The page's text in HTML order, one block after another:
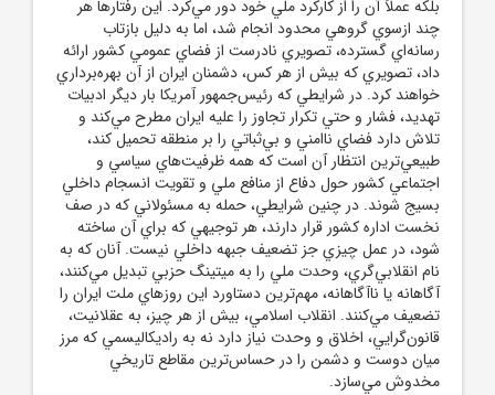
بلکه عملاً آن را از کارکرد ملي خود دور مي‌کرد. اين رفتارها هر
چند ازسوي گروهي محدود انجام شد، اما به دليل بازتاب
رسانه‌اي گسترده، تصويري نادرست از فضاي عمومي کشور ارائه
داد، تصويري که بيش از هر کس، دشمنان ايران از آن بهره‌برداري
خواهند کرد. در شرايطي که رئيس‌جمهور آمريکا بار ديگر ادبيات
تهديد، فشار و حتي تکرار تجاوز را عليه ايران مطرح مي‌کند و
تلاش دارد فضاي ناامني و بي‌ثباتي را بر منطقه تحميل کند،
طبيعي‌ترين انتظار آن است که همه ظرفيت‌هاي سياسي و
اجتماعي کشور حول دفاع از منافع ملي و تقويت انسجام داخلي
بسيج شوند. در چنين شرايطي، حمله به مسئولاني که در صف
نخست اداره کشور قرار دارند، هر توجيهي که براي آن ساخته
شود، در عمل چيزي جز تضعيف جبهه داخلي نيست. آنان که به
نام انقلابي‌گري، وحدت ملي را به ميتينگ حزبي تبديل مي‌کنند،
آگاهانه يا ناآگاهانه، مهم‌ترين دستاورد اين روزهاي ملت ايران را
تضعيف مي‌کنند. انقلاب اسلامي، بيش از هر چيز، به عقلانيت،
قانون‌گرايي، اخلاق و وحدت نياز دارد نه به راديکاليسمي که مرز
ميان دوست و دشمن را در حساس‌ترين مقاطع تاريخي
مخدوش مي‌سازد.